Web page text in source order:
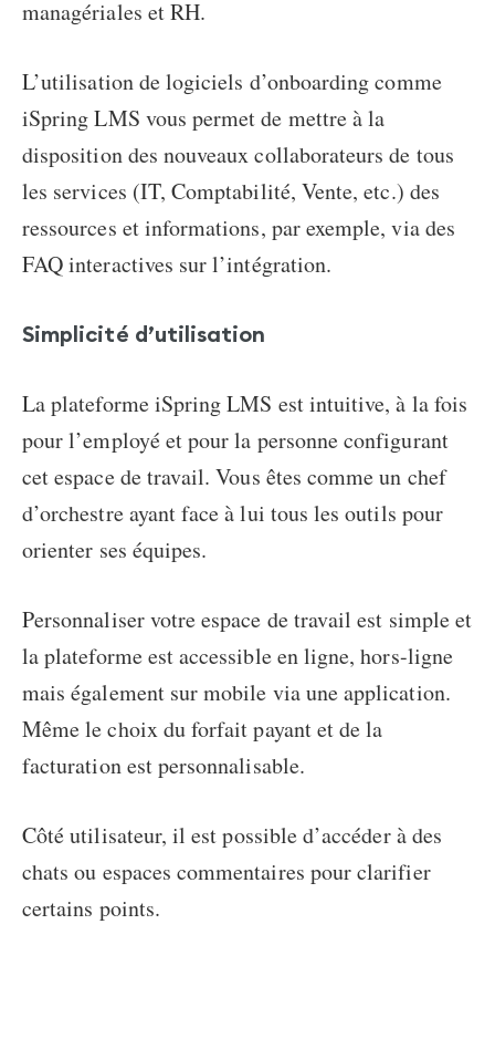
managériales et RH.
L’utilisation de logiciels d’onboarding comme
iSpring LMS vous permet de mettre à la
disposition des nouveaux collaborateurs de tous
les services (IT, Comptabilité, Vente, etc.) des
ressources et informations, par exemple, via des
FAQ interactives sur l’intégration.
Simplicité d’utilisation
La plateforme iSpring LMS est intuitive, à la fois
pour l’employé et pour la personne configurant
cet espace de travail. Vous êtes comme un chef
d’orchestre ayant face à lui tous les outils pour
orienter ses équipes.
Personnaliser votre espace de travail est simple et
la plateforme est accessible en ligne, hors-ligne
mais également sur mobile via une application.
Même le choix du forfait payant et de la
facturation est personnalisable.
Côté utilisateur, il est possible d’accéder à des
chats ou espaces commentaires pour clarifier
certains points.